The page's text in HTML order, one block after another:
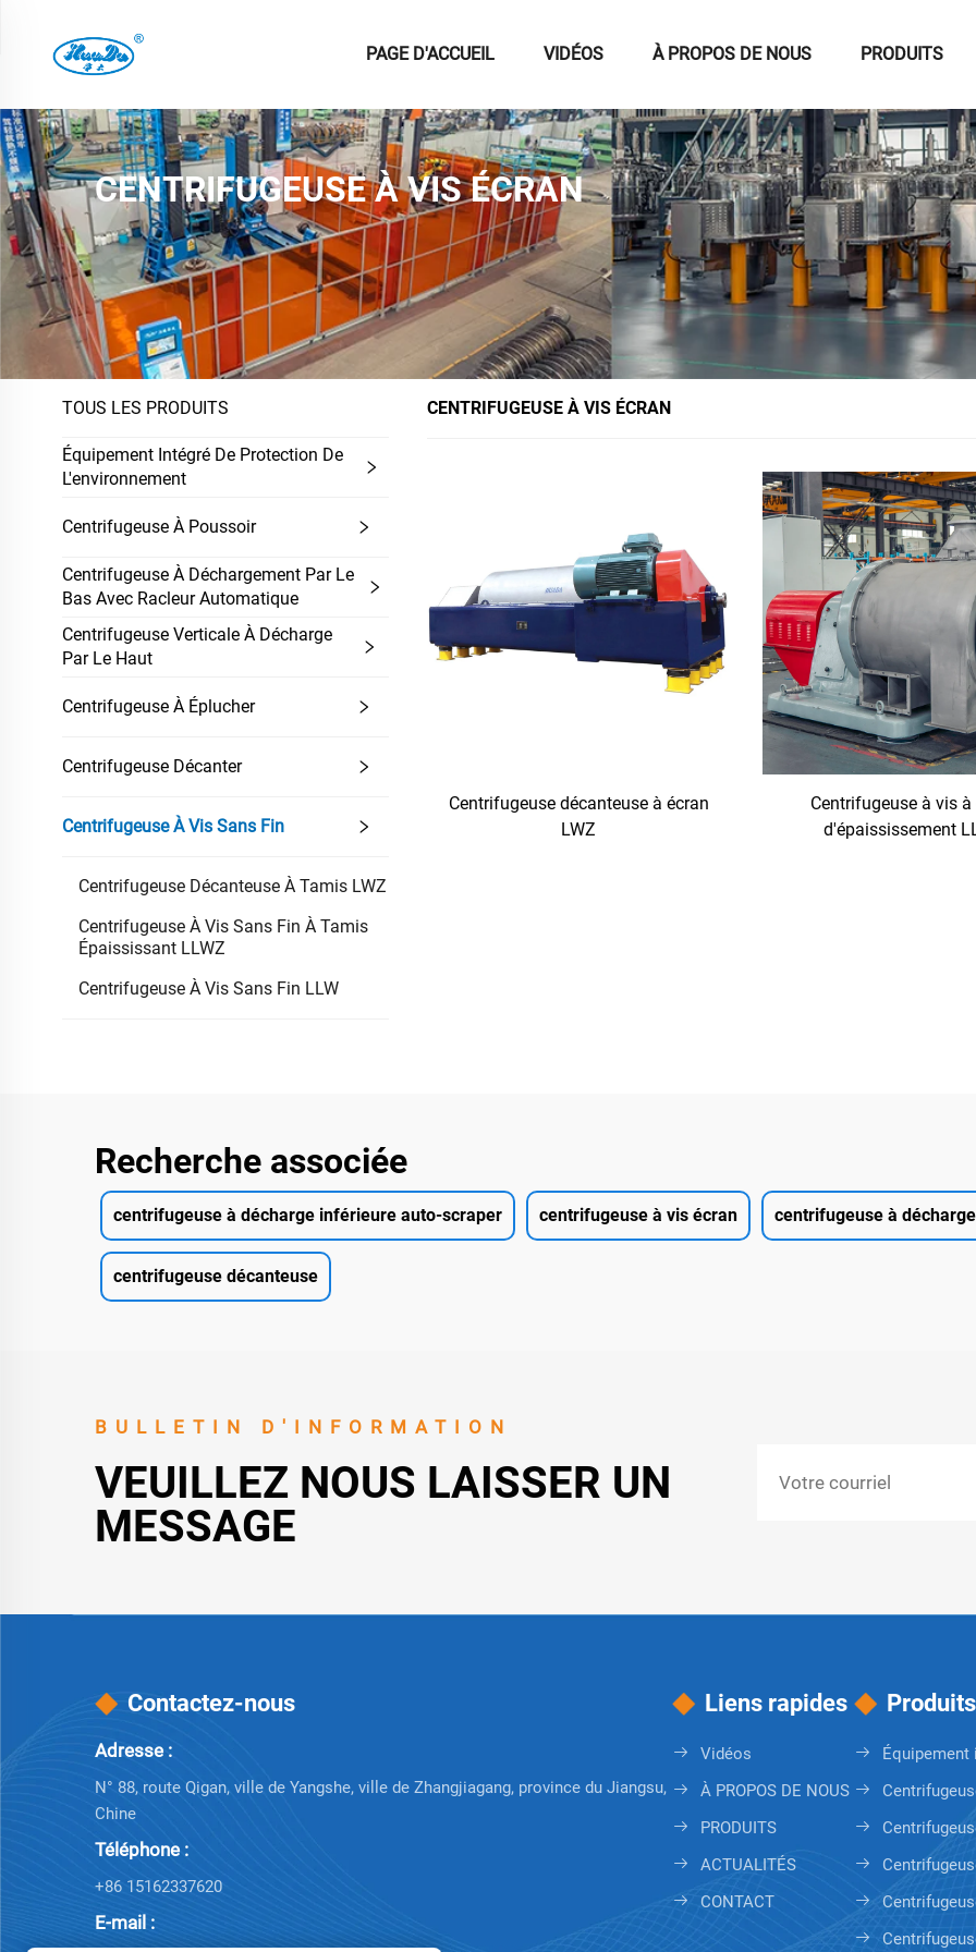
PAGE D'ACCUEIL VIDÉOS À PROPOS DE NOUS PRODUITS
CENTRIFUGEUSE À VIS ÉCRAN
TOUS LES PRODUITS
Équipement Intégré De Protection De
L'environnement
Centrifugeuse À Poussoir
Centrifugeuse À Déchargement Par Le
Bas Avec Racleur Automatique
Centrifugeuse Verticale À Décharge
Par Le Haut
Centrifugeuse À Éplucher
Centrifugeuse Décanter
Centrifugeuse À Vis Sans Fin
Centrifugeuse Décanteuse À Tamis LWZ
Centrifugeuse À Vis Sans Fin À Tamis
Épaississant LLWZ
Centrifugeuse À Vis Sans Fin LLW
CENTRIFUGEUSE À VIS ÉCRAN
Centrifugeuse décanteuse à écran
LWZ
Centrifugeuse à vis à
d'épaississement
Recherche associée
centrifugeuse à décharge inférieure auto-scraper centrifugeuse à vis écran centrifugeuse à
centrifugeuse décanteuse
BULLETIN D'INFORMATION
VEUILLEZ NOUS LAISSER UN
MESSAGE
Contactez-nous
Adresse :
N° 88, route Qigan, ville de Yangshe, ville de Zhangjiagang, province du Jiangsu,
Chine
Téléphone :
+86 15162337620
E-mail :
Liens rapides
Vidéos
À PROPOS DE NOUS
PRODUITS
ACTUALITÉS
CONTACT
Produits
Équipement